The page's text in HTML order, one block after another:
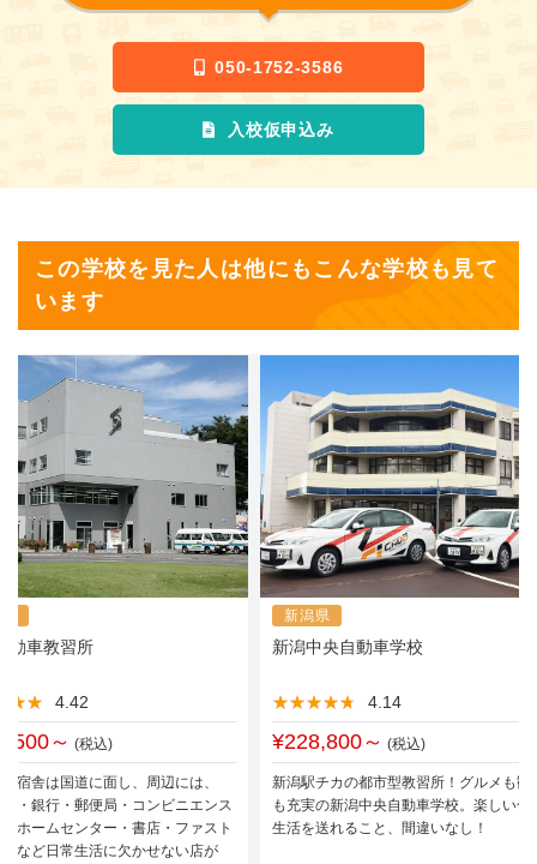
050-1752-3586
入校仮申込み
この学校を見た人は他にもこんな学校も見て
います
動車教習所
4.42
～ (税込)
宿舎は国道に面し、周辺には、
・銀行・郵便局・コンビニエンス
ホームセンター・書店・ファスト
など日常生活に欠かせない店が
新潟県
新潟中央自動車学校
★★★★★
★★★★★ 4.14
¥228,800～ (税込)
新潟駅チカの都市型教習所！グルメも観
も充実の新潟中央自動車学校。楽しい合
生活を送れること、間違いなし！